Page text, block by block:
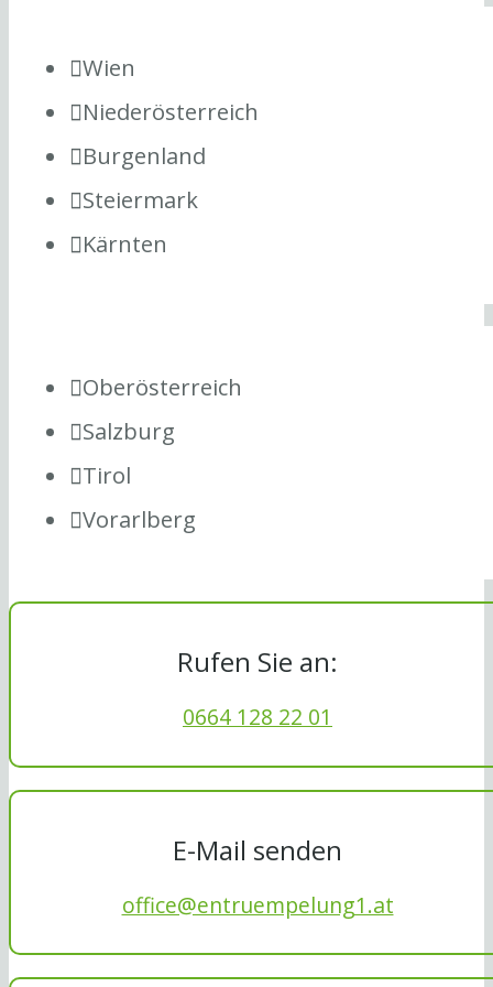
Wien
Niederösterreich
Burgenland
Steiermark
Kärnten
Oberösterreich
Salzburg
Tirol
Vorarlberg
Rufen Sie an:
0664 128 22 01
E-Mail senden
office@entruempelung1.at